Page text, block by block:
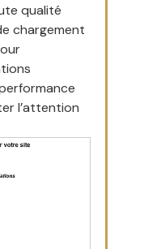
qualité
chargement
l’attention